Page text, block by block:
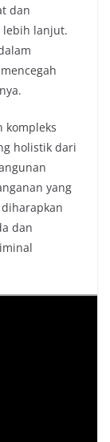
dan
lebih lanjut.
kompleks
holistik dari
yang
dan